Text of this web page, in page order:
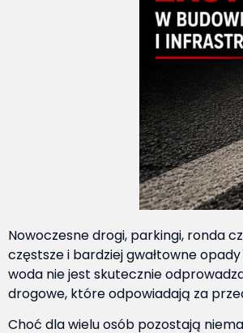
Nowoczesne drogi, parkingi, ronda
częstsze i bardziej gwałtowne
woda nie jest skutecznie
drogowe, które odpowiadają za
Choć dla wielu osób pozostają